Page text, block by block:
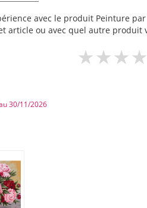
avec le produit Peinture
article ou avec quel autre produit
30/11/2026